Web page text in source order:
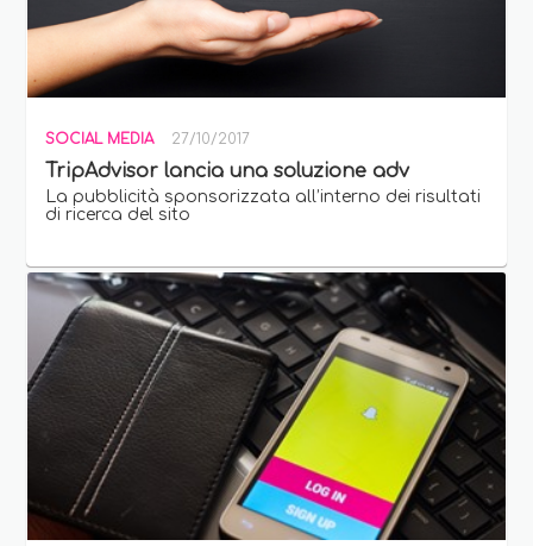
SOCIAL MEDIA 27/10/2017
TripAdvisor lancia una soluzione adv
La pubblicità sponsorizzata all’interno dei risultati
di ricerca del sito